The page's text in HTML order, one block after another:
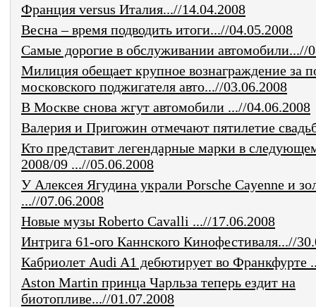
Франция versus Италия...//14.04.2008
Весна – время подводить итоги...//04.05.2008
Самые дорогие в обслуживании автомобили...//
Милиция обещает крупное вознаграждение за
московского поджигателя авто...//03.06.2008
В Москве снова жгут автомобили ...//04.06.2008
Валерия и Пригожин отмечают пятилетие
Кто представит легендарные марки в
2008/09 ...//05.06.2008
У Алексея Ягудина украли Porsche Cayenne и
...//07.06.2008
Новые музы Roberto Cavalli ...//17.06.2008
Интрига 61-ого Каннского Кинофестиваля...//
Кабриолет Audi A1 дебютирует во Франкфурте
Aston Martin принца Чарльза теперь ездит на
биотопливе...//01.07.2008